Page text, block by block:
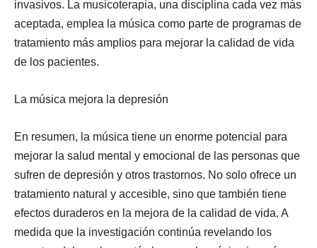
invasivos. La musicoterapia, una disciplina cada vez más
aceptada, emplea la música como parte de programas de
tratamiento más amplios para mejorar la calidad de vida
de los pacientes.
La música mejora la depresión
En resumen, la música tiene un enorme potencial para
mejorar la salud mental y emocional de las personas que
sufren de depresión y otros trastornos. No solo ofrece un
tratamiento natural y accesible, sino que también tiene
efectos duraderos en la mejora de la calidad de vida. A
medida que la investigación continúa revelando los